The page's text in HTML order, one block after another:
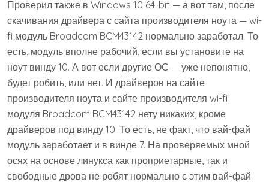
Проверил также в Windows 10 64-bit — а вот там, после
скачивания драйвера с сайта производителя ноута — wi-
fi модуль Broadcom BCM43142 нормально заработал. То
есть, модуль вполне рабочий, если вы установите на
ноут винду 10. А вот если другие ОС — уже непонятно,
будет робить, или нет. И драйверов на сайте
производителя ноута и сайте производителя wi-fi
модуля Broadcom BCM43142 нету никаких, кроме
драйверов под винду 10. То есть, не факт, что вай-фай
модуль заработает и в винде 7. На проверяемых мной
осях на основе линукса как проприетарные, так и
свободные дрова не робят нормально с этим вай-фай